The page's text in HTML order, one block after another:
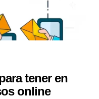
tener en
online